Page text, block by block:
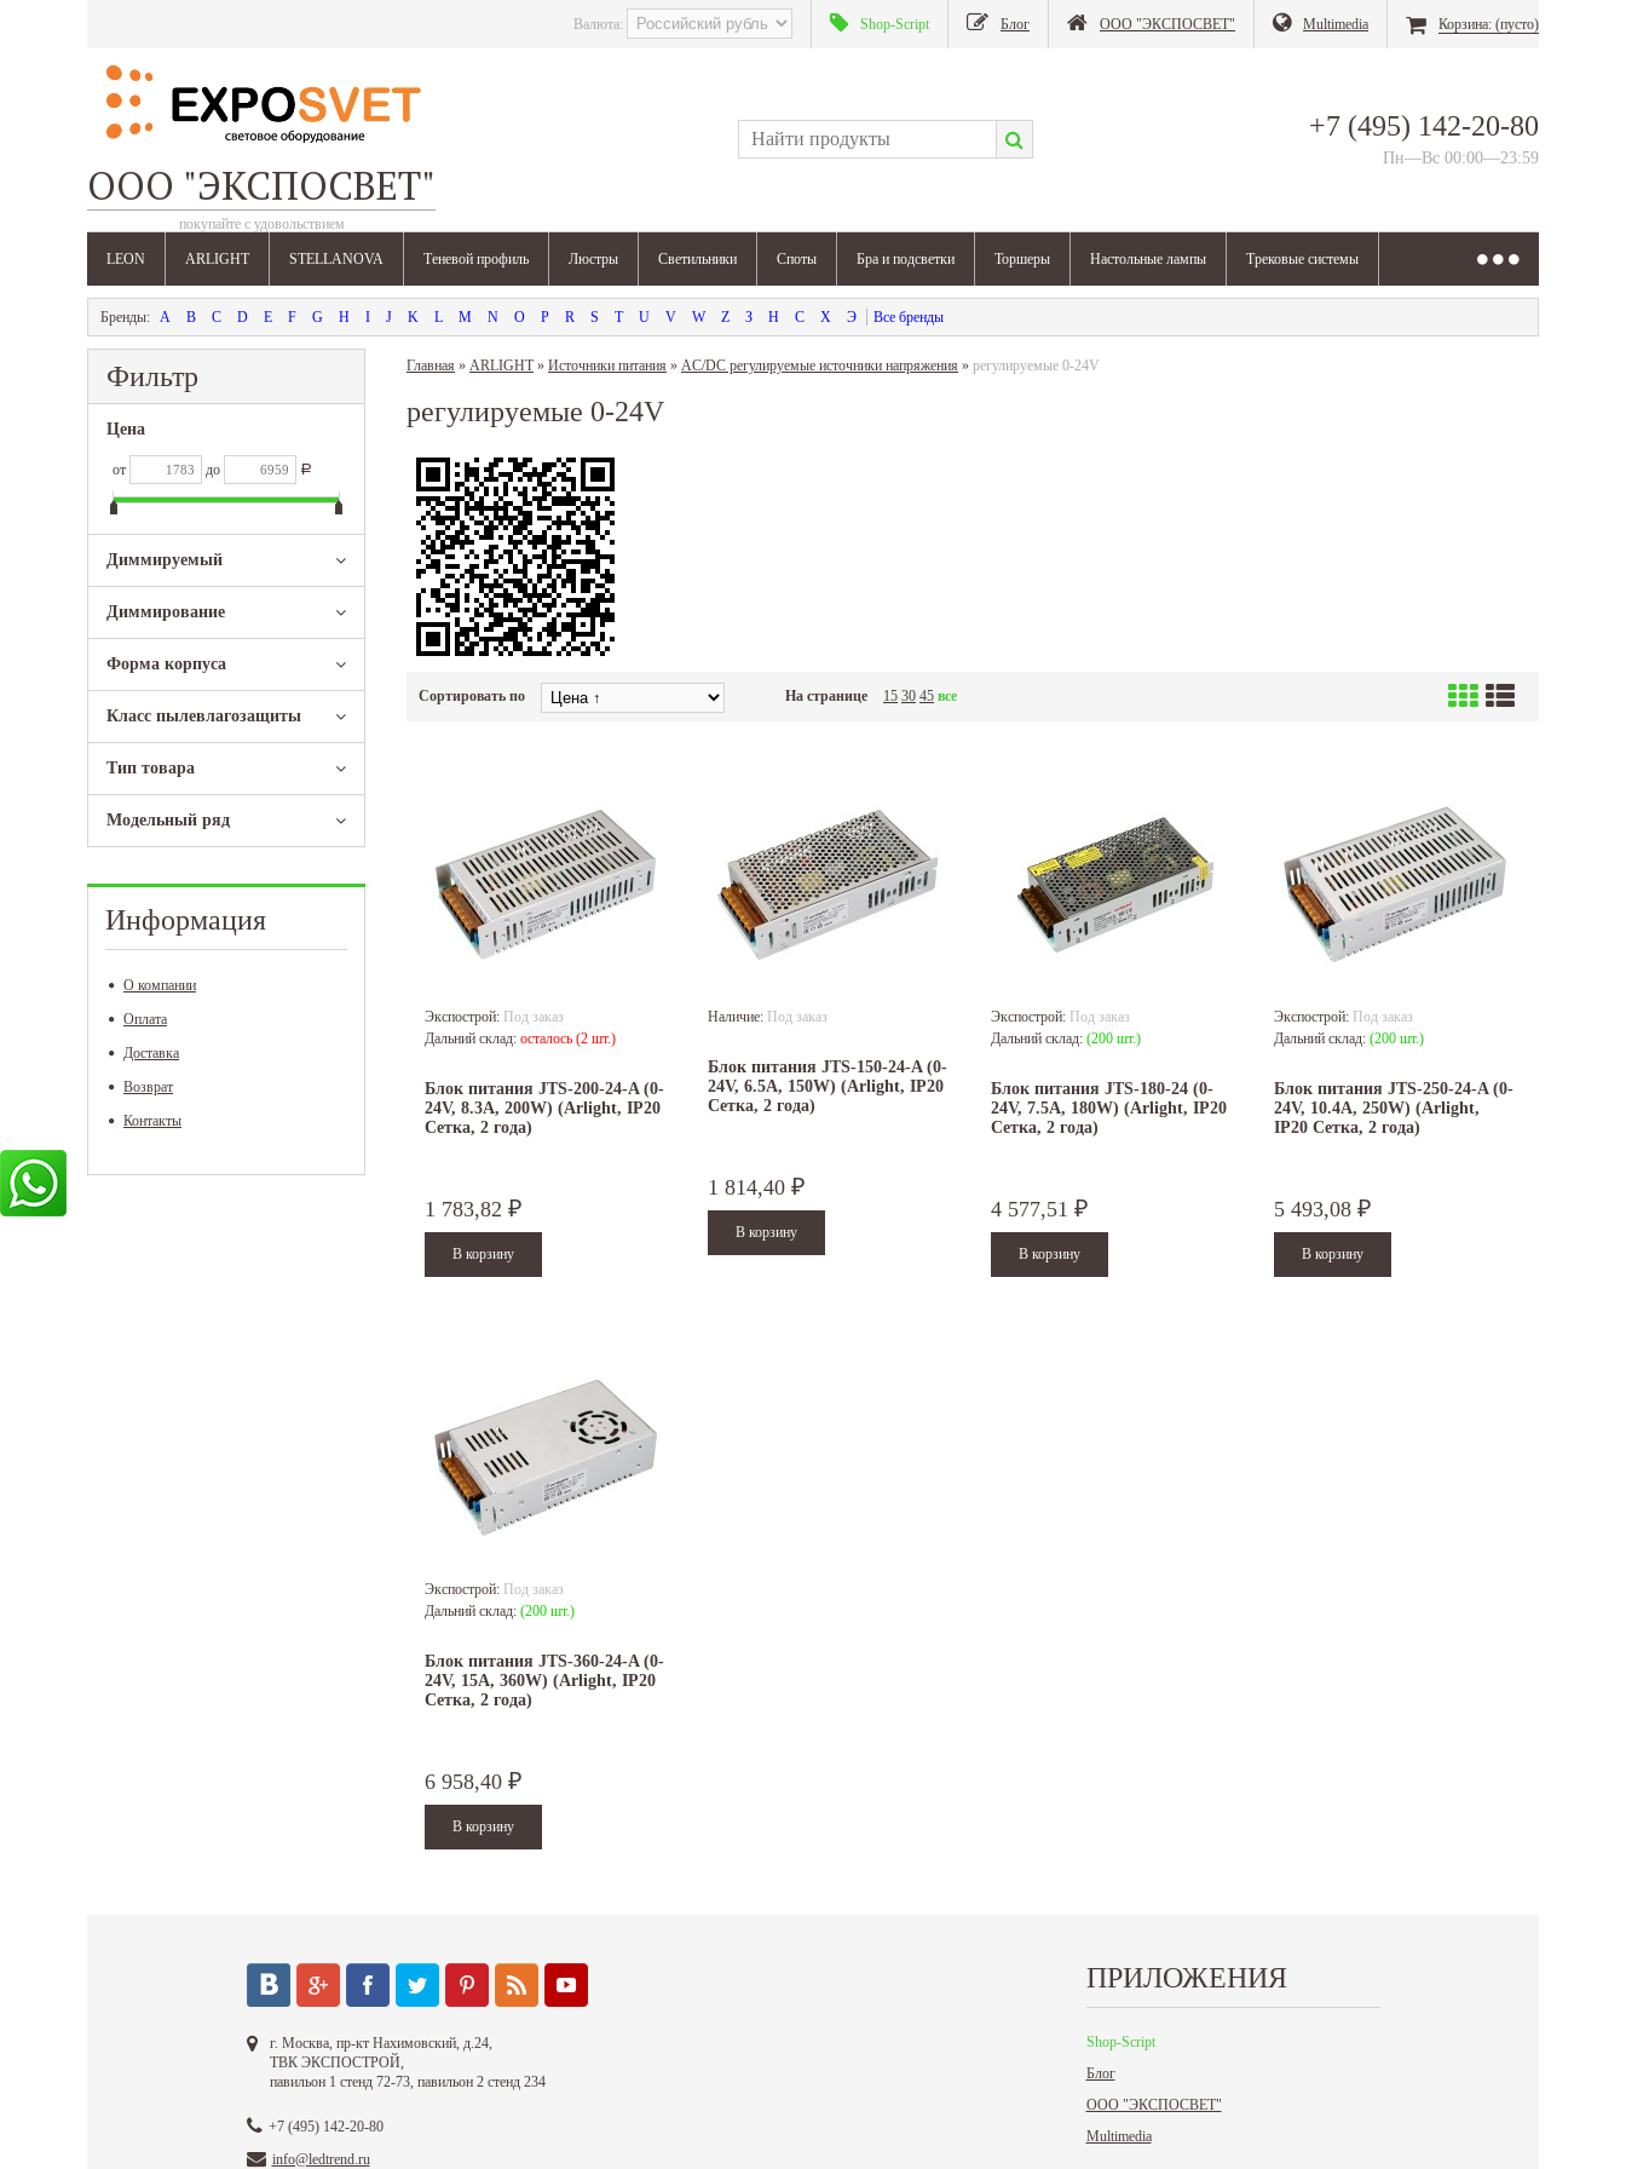
Валюта: Shop-Script Блог ООО "ЭКСПОСВЕТ" Multimedia Корзина: (пусто)
ООО "ЭКСПОСВЕТ"
покупайте с удовольствием
+7 (495) 142-20-80
Пн—Вс 00:00—23:59
LEON ARLIGHT STELLANOVA Теневой профиль Люстры Светильники Споты Бра и подсветки Торшеры Настольные лампы Трековые системы
A B C D E F G H I J K L M N O P R S T U V W Z З Н С Х Э
Фильтр
Цена
от до Р
Диммируeмый
Диммирование
Форма корпуса
Класс пылевлагозащиты
Тип товара
Модельный ряд
Информация
О компании
Оплата
Доставка
Возврат
Контакты
Главная » ARLIGHT» Источники питания » AC/DC регулируемые источники напряжения » регулируемые 0-24V
регулируемые 0-24V
Сортировать по На странице 15 30 45 все
Экспострой: Под заказ
Дальний склад: осталось (2 шт.)
Блок питания JTS-200-24-A (0-
24V, 8.3A, 200W) (Arlight, IP20
Сетка, 2 года)
1 783,82 ₽
Наличие: Под заказ
Блок питания JTS-150-24-A (0-
24V, 6.5A, 150W) (Arlight, IP20
Сетка, 2 года)
1 814,40 ₽
Экспострой: Под заказ
Дальний склад: (200 шт.)
Блок питания JTS-180-24 (0-
24V, 7.5A, 180W) (Arlight, IP20
Сетка, 2 года)
4 577,51 ₽
Экспострой: Под заказ
Дальний склад: (200 шт.)
Блок питания JTS-250-24-A (0-
24V, 10.4A, 250W) (Arlight,
IP20 Сетка, 2 года)
5 493,08 ₽
Экспострой: Под заказ
Дальний склад: (200 шт.)
Блок питания JTS-360-24-A (0-
24V, 15A, 360W) (Arlight, IP20
Сетка, 2 года)
6 958,40 ₽
г. Москва, пр-кт Нахимовский, д.24,
ТВК ЭКСПОСТРОЙ,
павильон 1 стенд 72-73, павильон 2 стенд 234
+7 (495) 142-20-80
info@ledtrend.ru
ПРИЛОЖЕНИЯ
Shop-Script
Блог
ООО "ЭКСПОСВЕТ"
Multimedia